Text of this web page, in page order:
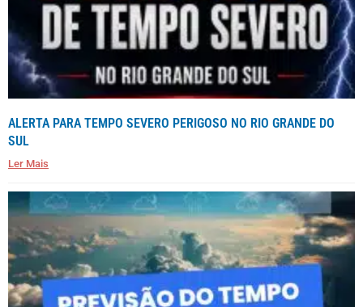
ALERTA PARA TEMPO SEVERO PERIGOSO NO RIO GRANDE DO
SUL
Ler Mais